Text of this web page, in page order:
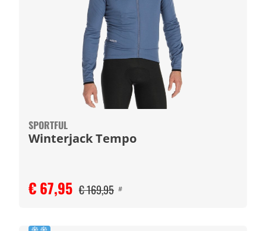
SPORTFUL
Winterjack Tempo
€ 67,95 € 169,95 #